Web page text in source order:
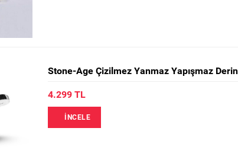
Stone-Age Çizilmez Yanmaz Yapışmaz
4.299 TL
İNCELE